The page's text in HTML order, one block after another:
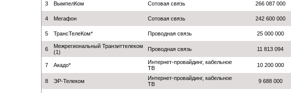
3 ВымпелКом Сотовая связь 266 087 000
4 Мегафон Сотовая связь 242 600 000
5 ТрансТелеКом* Проводная связь 25 000 000
6
Межрегиональный Транзиттелеком
(1)
Проводная связь 11 813 094
7 Акадо*
Интернет-провайдинг, кабельное
ТВ
10 200 000
8 ЭР-Телеком
Интернет-провайдинг, кабельное
ТВ
9 688 000